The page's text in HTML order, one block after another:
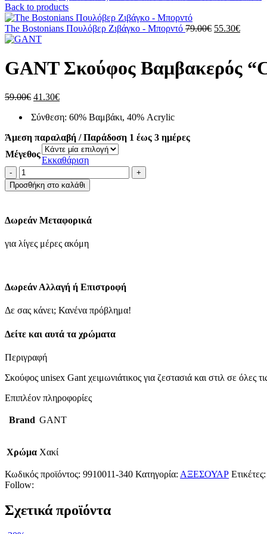
Back to products
The Bostonians Πουλόβερ Ζιβάγκο - Μπορντό 79.00€ Original
79.00€.
55.30€Η
είναι:
GANT Σκούφος Βαμβακερός
59.00€ Original
was:
41.30€Η
τιμή
41.30€.
Σύνθεση: 60% Βαμβάκι, 40% Acrylic
Άμεση παραλαβή / Παράδοση 1 έως 3 ημέρες
Μέγεθος
Εκκαθάριση
GANT
Σκούφος
Βαμβακερός
Blend
Rib
-
Προσθήκη στο καλάθι
Δωρεάν Μεταφορικά
για λίγες μέρες ακόμη
Δωρεάν Αλλαγή ή Επιστροφή
Δε σας κάνει; Κανένα πρόβλημα!
Δείτε και αυτά τα χρώματα
Περιγραφή
Σκούφος unisex Gant χειμωνιάτικος για ζεστασιά και στιλ σε όλες
Επιπλέον πληροφορίες
Brand GANT
Χρώμα Χακί
Κωδικός προϊόντος: 9910011-340 Κατηγορία: ΑΞΕΣΟΥΑΡ Ετικέτες:
Follow:
Σχετικά προϊόντα